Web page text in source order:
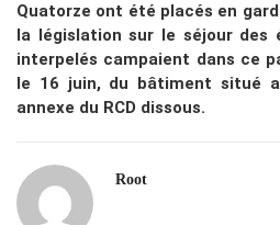
Quatorze ont été placés en
la législation sur le séjour des
interpelés campaient dans ce
le 16 juin, du bâtiment situé
annexe du RCD dissous.
Root